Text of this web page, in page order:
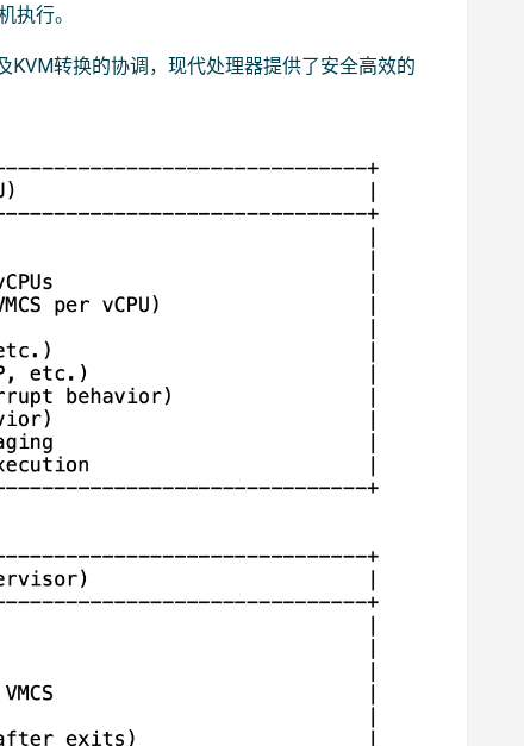
执行。
转换的协调，现代处理器提供了安全高效的